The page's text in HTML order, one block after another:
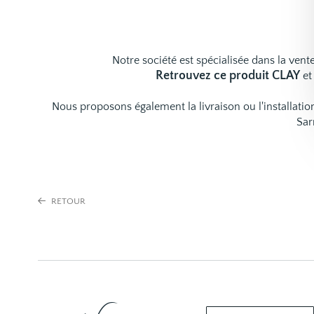
Notre société est spécialisée dans la
Retrouvez ce produit CLAY et
Nous proposons également la livraison ou
RETOUR